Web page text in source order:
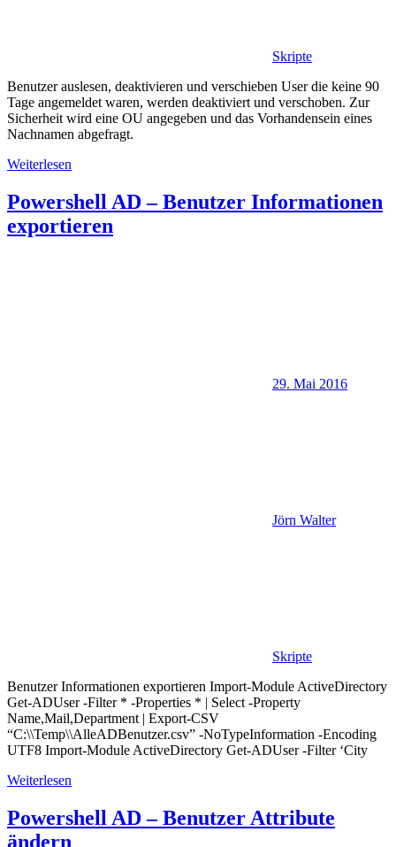
Skripte
Benutzer auslesen, deaktivieren und verschieben User die keine 90
Tage angemeldet waren, werden deaktiviert und verschoben. Zur
Sicherheit wird eine OU angegeben und das Vorhandensein eines
Nachnamen abgefragt.
Weiterlesen
Powershell AD – Benutzer Informationen
exportieren
29. Mai 2016
Jörn Walter
Skripte
Benutzer Informationen exportieren Import-Module ActiveDirectory
Get-ADUser -Filter * -Properties * | Select -Property
Name,Mail,Department | Export-CSV
“C:\\Temp\\AlleADBenutzer.csv” -NoTypeInformation -Encoding
UTF8 Import-Module ActiveDirectory Get-ADUser -Filter ‘City
Weiterlesen
Powershell AD – Benutzer Attribute
ändern